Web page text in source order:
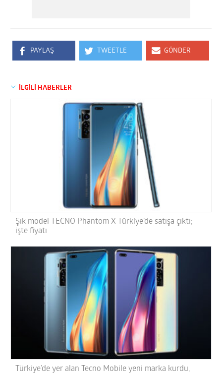
PAYLAŞ TWEETLE GÖNDER
İLGİLİ HABERLER
Şık model TECNO Phantom X Türkiye’de satışa çıktı;
işte fiyatı
Türkiye’de yer alan Tecno Mobile yeni marka kurdu,